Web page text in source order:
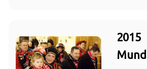
2015